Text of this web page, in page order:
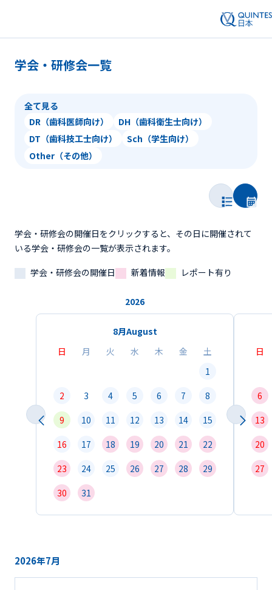
学会・研修会一覧
全て見る
DR（歯科医師向け）
DH（歯科衛生士向け）
DT（歯科技工士向け）
Sch（学生向け）
Other（その他）
学会・研修会の開催日をクリックすると、その日に開催されて
いる学会・研修会の一覧が表示されます。
学会・研修会の開催日
新着情報 レポート有り
2026
8月August
日
月 火 水 木 金
土
1
2
3 4 5 6 7
8
9
10 11 12 13 14
15
16
17 18 19 20 21
22
23
24 25 26 27 28
29
30
31
日
6
13
20
27
2026年7月